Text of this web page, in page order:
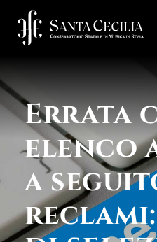
Errata
elenco
a
reclami: